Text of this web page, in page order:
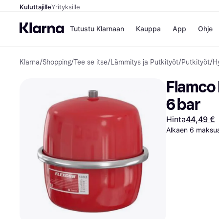
KuluttajilleYrityksille
Tutustu Klarnaan Kauppa
Kaupat
Gigantti
H&M
Peten
Wolt
App Ohje
Klarna/Shopping/Tee se itse/Lämmitys ja Putkityöt/Putkityöt/
6 bar
Hinta44,49 €
Alkaen 6